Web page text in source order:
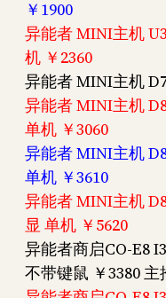
￥1900
异能者 MINI主机
机 ￥2360
异能者 MINI主机
异能者 MINI主机
单机 ￥3060
异能者 MINI主机
单机 ￥3610
异能者 MINI主机
显 单机 ￥5620
异能者商启CO-E8
不带键鼠 ￥3380 主